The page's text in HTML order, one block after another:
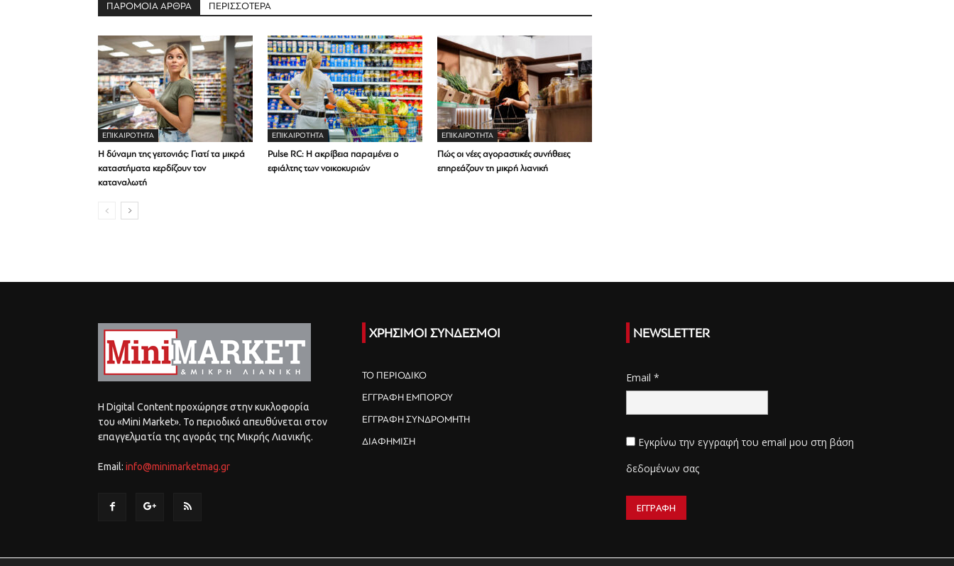
ΠΑΡΟΜΟΙΑ ΑΡΘΡΑ ΠΕΡΙΣΣΟΤΕΡΑ
ΕΠΙΚΑΙΡΟΤΗΤΑ
Η δύναμη της γειτονιάς: Γιατί τα μικρά
καταστήματα κερδίζουν τον
καταναλωτή
ΕΠΙΚΑΙΡΟΤΗΤΑ
Pulse RC: Η ακρίβεια παραμένει ο
εφιάλτης των νοικοκυριών
ΕΠΙΚΑΙΡΟΤΗΤΑ
Πώς οι νέες αγοραστικές συνήθειες
επηρεάζουν τη μικρή λιανική
Η Digital Content προχώρησε στην κυκλοφορία
του «Mini Market». Το περιοδικό απευθύνεται στον
επαγγελματία της αγοράς της Μικρής Λιανικής.
Email: info@minimarketmag.gr
ΧΡΗΣΙΜΟΙ ΣΥΝΔΕΣΜΟΙ
ΤΟ ΠΕΡΙΟΔΙΚΟ
ΕΓΓΡΑΦΗ ΕΜΠΟΡΟΥ
ΕΓΓΡΑΦΗ ΣΥΝΔΡΟΜΗΤΗ
ΔΙΑΦΗΜΙΣΗ
NEWSLETTER
Email *
Εγκρίνω την εγγραφή του email μου στη βάση
δεδομένων σας